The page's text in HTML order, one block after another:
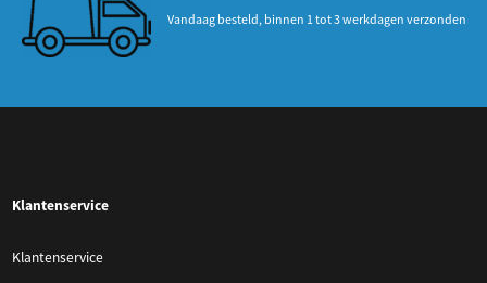
Vandaag besteld, binnen 1 tot 3 werkdagen verzonden
Klantenservice
Klantenservice